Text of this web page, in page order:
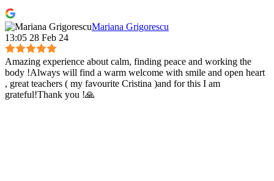
Mariana Grigorescu
13:05 28 Feb 24
Amazing experience about calm, finding peace and working the
body !Always will find a warm welcome with smile and open heart
, great teachers ( my favourite Cristina )and for this I am
grateful!Thank you !🙏